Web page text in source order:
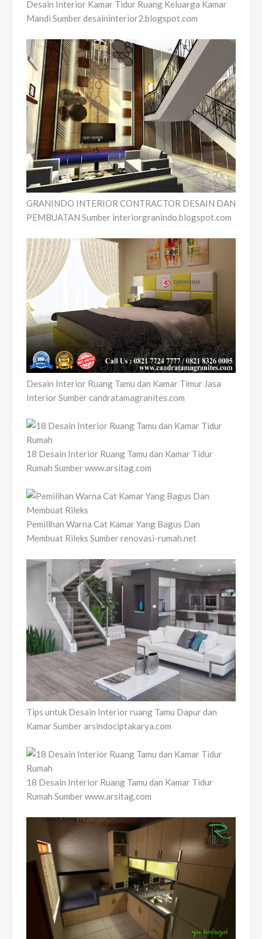
Desain Interior Kamar Tidur Ruang Keluarga Kamar
Mandi Sumber desaininterior2.blogspot.com
GRANINDO INTERIOR CONTRACTOR DESAIN DAN
PEMBUATAN Sumber interiorgranindo.blogspot.com
Desain Interior Ruang Tamu dan Kamar Timur Jasa
Interior Sumber candratamagranites.com
18 Desain Interior Ruang Tamu dan Kamar Tidur
Rumah Sumber www.arsitag.com
Pemilihan Warna Cat Kamar Yang Bagus Dan
Membuat Rileks Sumber renovasi-rumah.net
Tips untuk Desain Interior ruang Tamu Dapur dan
Kamar Sumber arsindociptakarya.com
18 Desain Interior Ruang Tamu dan Kamar Tidur
Rumah Sumber www.arsitag.com